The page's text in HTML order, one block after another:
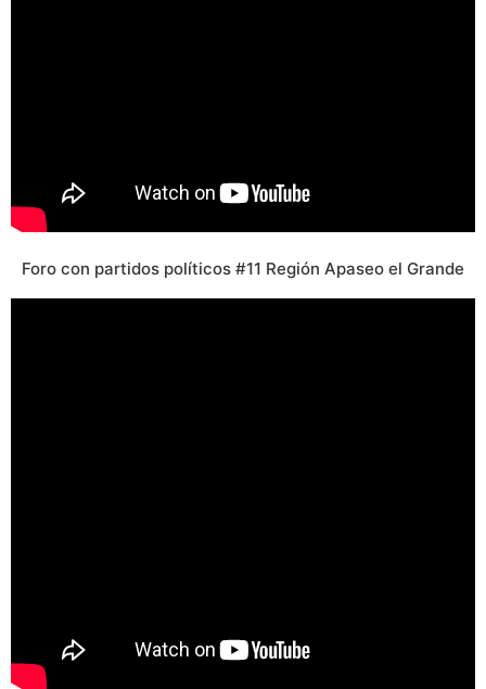
Foro con partidos políticos #11 Región Apaseo el Grande